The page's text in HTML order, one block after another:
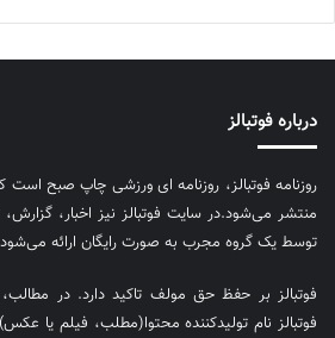
درباره فوتبالز
منتشر می‌شود.در سایت فوتبالز نیز اخبار،
توسط یک گروه مجرب به صورت رایگان ارائه
فوتبالز بر حفظ حق مولف تاکید دارد. در
فوتبالز نام تولیدکننده محتوا(مطلب، فیلم یا